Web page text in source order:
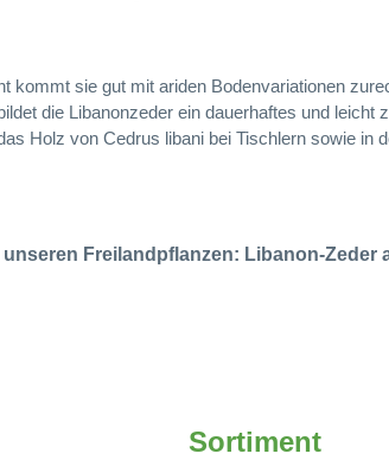
kommt sie gut mit ariden Bodenvariationen
die Libanonzeder ein dauerhaftes und leicht
Holz von Cedrus libani bei Tischlern sowie in
Freilandpflanzen: Libanon-Zeder
Sortiment